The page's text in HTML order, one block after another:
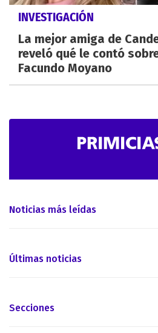
INVESTIGACIÓN
La mejor amiga de
reveló qué le contó
Facundo Moyano
Noticias más leídas
Últimas noticias
Secciones